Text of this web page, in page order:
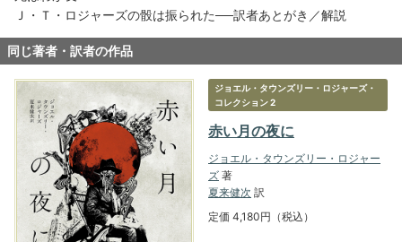
Ｊ・Ｔ・ロジャーズの骰は振られた──訳者あとがき／解説
同じ著者・訳者の作品
ジョエル・タウンズリー・ロジャーズ・
コレクション 2
赤い月の夜に
ジョエル・タウンズリー・ロジャー
ズ 著
夏来健次 訳
定価 4,180円（税込）